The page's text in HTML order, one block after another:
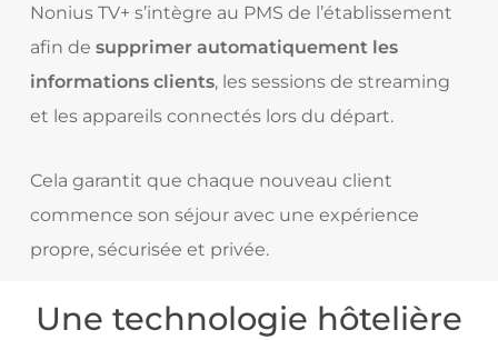
Nonius TV+ s’intègre au PMS de l’établissement
afin de supprimer automatiquement les
informations clients, les sessions de streaming
et les appareils connectés lors du départ.
Cela garantit que chaque nouveau client
commence son séjour avec une expérience
propre, sécurisée et privée.
Une technologie hôtelière